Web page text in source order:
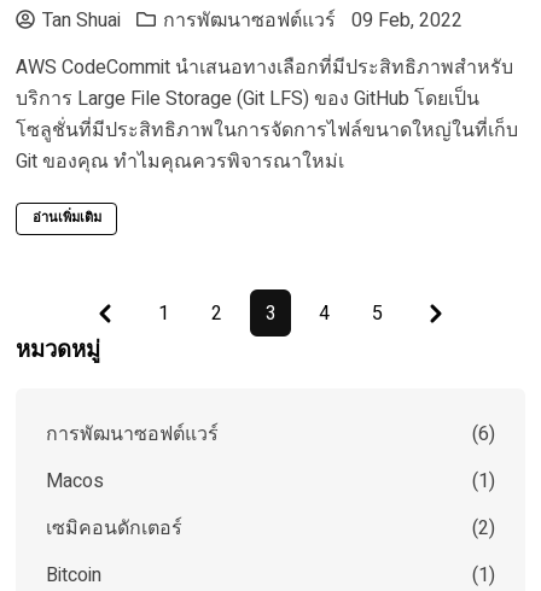
Tan Shuai การพัฒนาซอฟต์แวร์ 09 Feb, 2022
AWS CodeCommit นำเสนอทางเลือกที่มีประสิทธิภาพสำหรับ
บริการ Large File Storage (Git LFS) ของ GitHub โดยเป็น
โซลูชั่นที่มีประสิทธิภาพในการจัดการไฟล์ขนาดใหญ่ในที่เก็บ
Git ของคุณ ทำไมคุณควรพิจารณาใหม่เ
อ่านเพิ่มเติม
Previous1 2 3 4 5 Next
หมวดหมู่
การพัฒนาซอฟต์แวร์ (6)
Macos
(1)
เซมิคอนดักเตอร์
(2)
Bitcoin
(1)